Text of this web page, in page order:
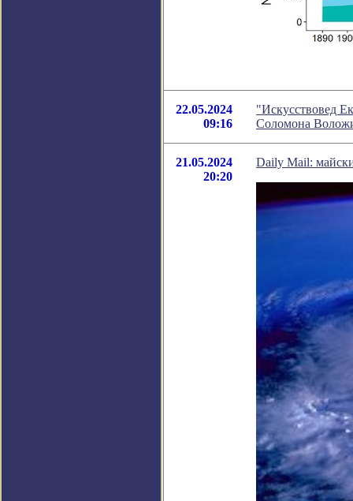
22.05.2024
09:16
"Искусствовед
Соломона
21.05.2024
20:20
Daily Mail: